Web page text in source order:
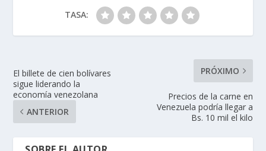
TASA:
El billete de cien bolívares
sigue liderando la
economía venezolana
ANTERIOR
PRÓXIMO
Precios de la carne en
Venezuela podría llegar a
Bs. 10 mil el kilo